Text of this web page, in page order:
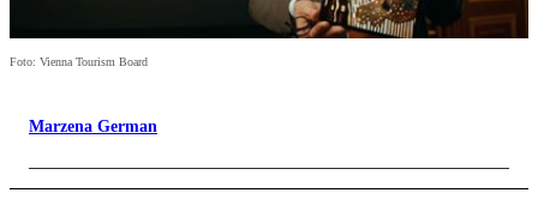
Foto: Vienna Tourism Board
Marzena German